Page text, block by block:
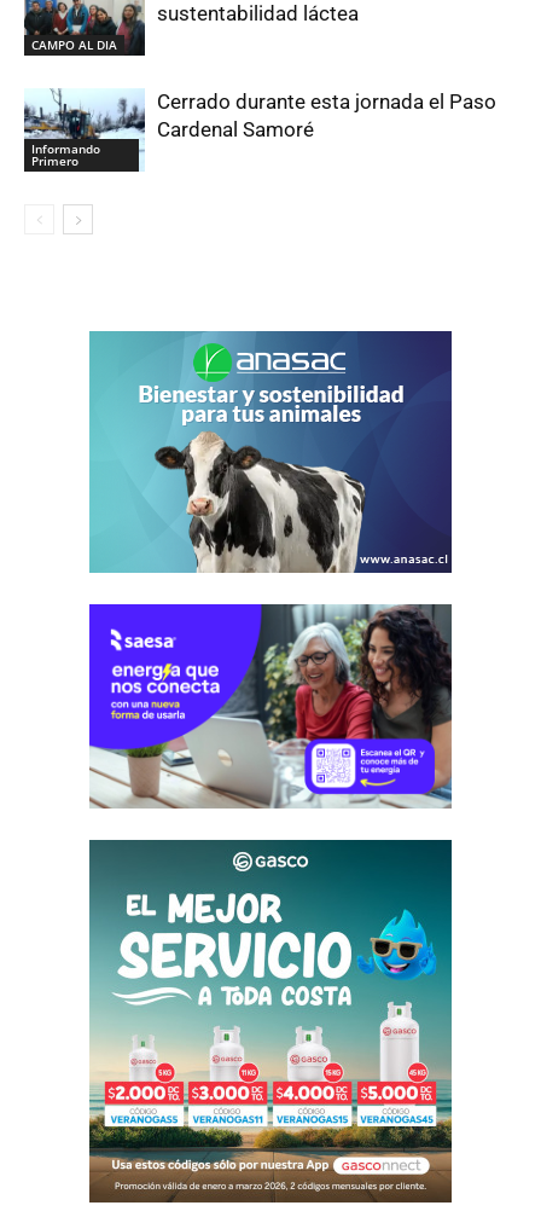
CAMPO AL DIA
sustentabilidad láctea
Informando
Primero
Cerrado durante esta jornada el Paso
Cardenal Samoré